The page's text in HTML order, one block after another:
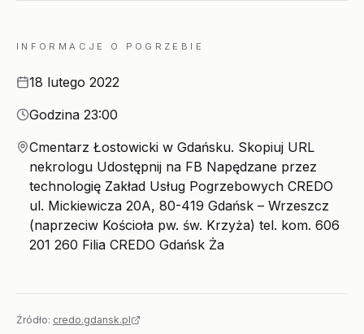
INFORMACJE O POGRZEBIE
Data18 lutego 2022
Godzina
Godzina 23:00
Miejsce
Cmentarz Łostowicki w Gdańsku. Skopiuj URL
nekrologu Udostępnij na FB Napędzane przez
technologię Zakład Usług Pogrzebowych CREDO
ul. Mickiewicza 20A, 80-419 Gdańsk – Wrzeszcz
(naprzeciw Kościoła pw. św. Krzyża) tel. kom. 606
201 260 Filia CREDO Gdańsk Ża
Źródło: credo.gdansk.pl